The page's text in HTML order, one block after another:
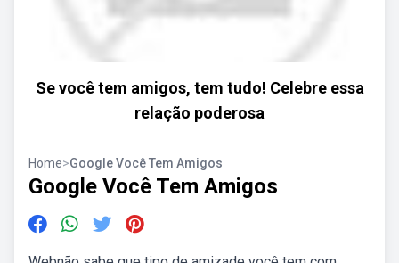
Se você tem amigos, tem tudo! Celebre essa
relação poderosa
Home>Google Você Tem Amigos
Google Você Tem Amigos